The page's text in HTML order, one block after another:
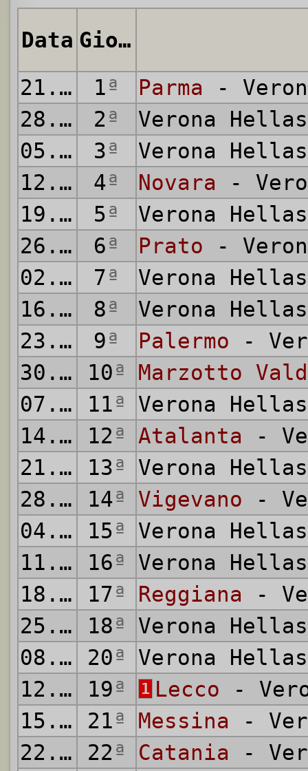
Data
Giornata
21.09.1958
1ª Parma -
28.09.1958
2ª
Verona
05.10.1958
3ª
Verona
12.10.1958
4ª Novara -
19.10.1958
5ª
Verona
26.10.1958
6ª Prato -
02.11.1958
7ª
Verona
16.11.1958
8ª
Verona
23.11.1958
9ª Palermo -
30.11.1958
10ª
Marzotto
07.12.1958
11ª
Verona
14.12.1958
12ª Atalanta -
21.12.1958
13ª
Verona
28.12.1958
14ª Vigevano -
04.01.1959
15ª
Verona
11.01.1959
16ª
Verona
18.01.1959
17ª Reggiana -
25.01.1959
18ª
Verona
08.02.1959
20ª
Verona
12.02.1959
19ª 1 Lecco -
15.02.1959
21ª Messina -
22.02.1959
22ª Catania -